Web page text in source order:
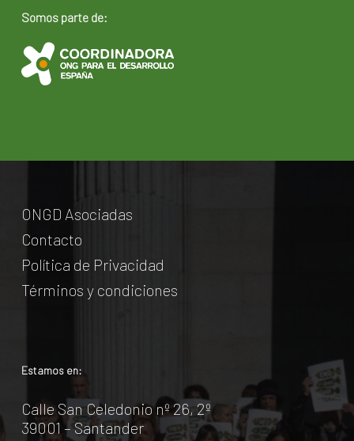
Somos parte de:
ONGD Asociadas
Contacto
Política de Privacidad
Términos y condiciones
Estamos en:
Calle San Celedonio nº 26, 2º
39001 – Santander